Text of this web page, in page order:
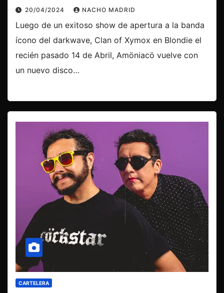
20/04/2024 NACHO MADRID
‍Luego de un exitoso show de apertura a la banda
ícono del darkwave, Clan of Xymox en Blondie el
recién pasado 14 de Abril, ‍Amöniacö vuelve con
un nuevo disco…
CARTELERA